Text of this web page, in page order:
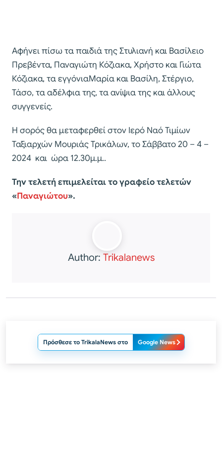
Αφήνει πίσω τα παιδιά της Στυλιανή και Βασίλειο
Πρεβέντα, Παναγιώτη Κόζιακα, Χρήστο και Γιώτα
Κόζιακα, τα εγγόνιαΜαρία και Βασίλη, Στέργιο,
Τάσο, τα αδέλφια της, τα ανίψια της και άλλους
συγγενείς.
Η σορός θα μεταφερθεί στον Ιερό Ναό Τιμίων
Ταξιαρχών Μουριάς Τρικάλων, το Σάββατο 20 – 4 –
2024 και ώρα 12.30μ.μ..
Την τελετή επιμελείται το γραφείο τελετών
«Παναγιώτου».
Author: Trikalanews
Πρόσθεσε το TrikalaNews στο Google News